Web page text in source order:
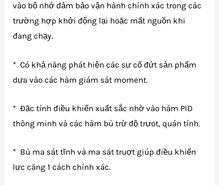
vào bộ nhớ đảm bảo vận hành chính xác trong các
trường hợp khởi động lại hoặc mất nguồn khi
đang chạy.
* Có khả năng phát hiện các sự cố đứt sản phẩm
dựa vào các hàm giám sát moment.
* Đặc tính điều khiển xuất sắc nhờ vào hàm PID
thông minh và các hàm bù trừ độ trựot, quán tính.
* Bù ma sát tĩnh và ma sát truợt giúp điều khiển
lực căng 1 cách chính xác.